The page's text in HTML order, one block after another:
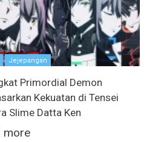
Jejepangan
Primordial Demon
Kekuatan di Tensei
Slime Datta Ken
more